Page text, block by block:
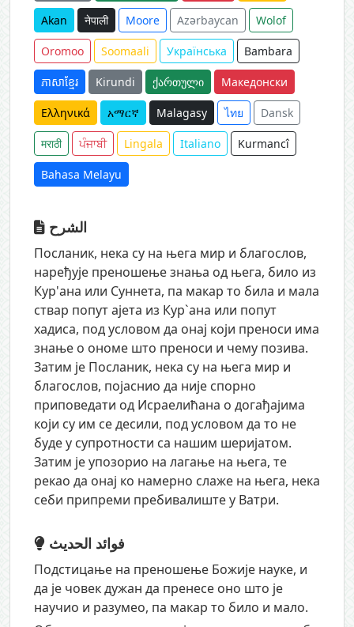
Akan नेपाली Moore Azərbaycan Wolof
Oromoo Soomaali Українська Bambara
ភាសាខ្មែរ Kirundi ქართული Македонски
Ελληνικά አማርኛ Malagasy ไทย Dansk
मराठी ਪੰਜਾਬੀ Lingala Italiano Kurmancî
Bahasa Melayu
الشرح
Посланик, нека су на њега мир и благослов,
наређује преношење знања од њега, било из
Кур'ана или Суннета, па макар то била и мала
ствар попут ајета из Кур`ана или попут
хадиса, под условом да онај који преноси има
знање о ономе што преноси и чему позива.
Затим је Посланик, нека су на њега мир и
благослов, појаснио да није спорно
приповедати од Исраелићана о догађајима
који су им се десили, под условом да то не
буде у супротности са нашим шеријатом.
Затим је упозорио на лагање на њега, те
рекао да онај ко намерно слаже на њега, нека
себи припреми пребивалиште у Ватри.
فوائد الحديث
Подстицање на преношење Божије науке, и
да је човек дужан да пренесе оно што је
научио и разумео, па макар то било и мало.